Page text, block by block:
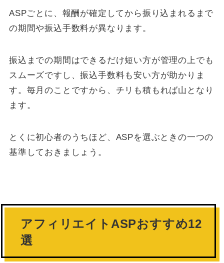
ASPごとに、報酬が確定してから振り込まれるまで
の期間や振込手数料が異なります。
振込までの期間はできるだけ短い方が管理の上でも
スムーズですし、振込手数料も安い方が助かりま
す。毎月のことですから、チリも積もれば山となり
ます。
とくに初心者のうちほど、ASPを選ぶときの一つの
基準しておきましょう。
アフィリエイトASPおすすめ12
選